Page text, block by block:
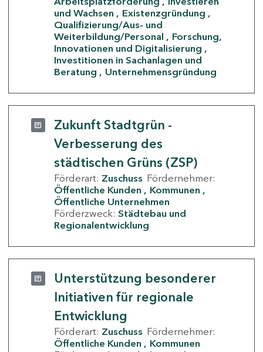
und Wachsen
Existenzgründung
Qualifizierung/Aus- und
Weiterbildung/Personal
Forschung,
Innovationen und Digitalisierung
Investitionen in Sachanlagen und
Beratung
Unternehmensgründung
Zukunft Stadtgrün -
Verbesserung des
städtischen Grüns (ZSP)
Förderart: Zuschuss Fördernehmer:
Öffentliche Kunden
Kommunen
Öffentliche Unternehmen
Förderzweck: Städtebau und
Regionalentwicklung
Unterstützung besonderer
Initiativen für regionale
Entwicklung
Förderart: Zuschuss Fördernehmer:
Öffentliche Kunden
Kommunen